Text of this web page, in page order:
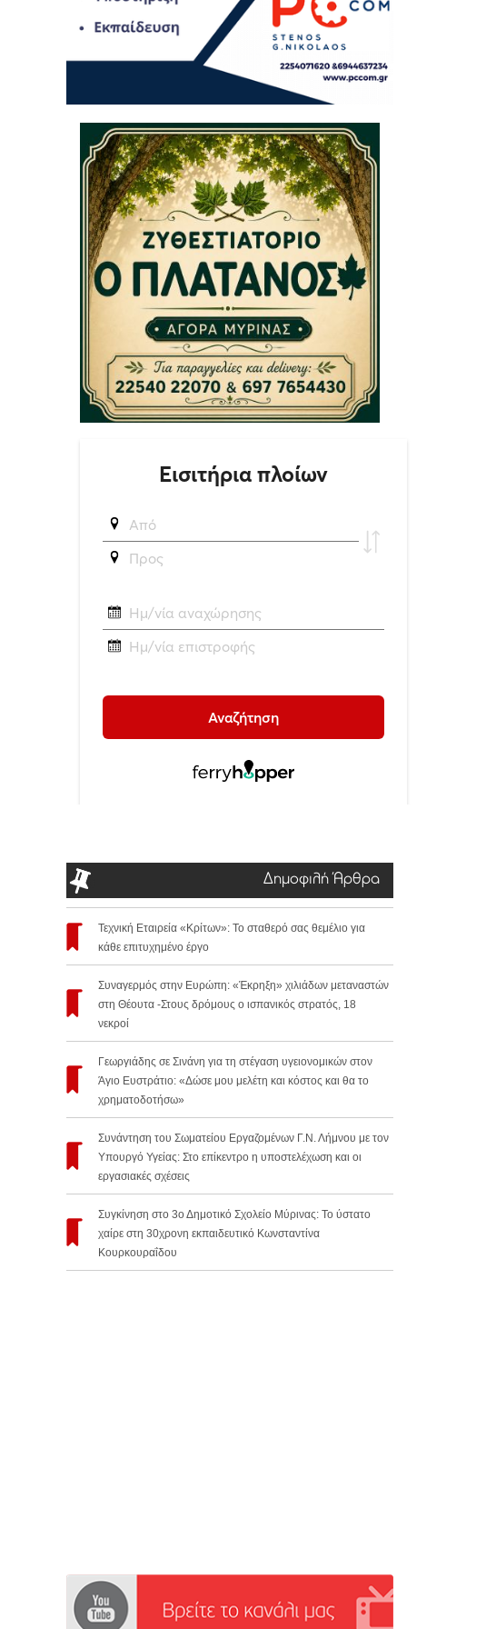
Δημοφιλή Άρθρα
Τεχνική Εταιρεία «Κρίτων»: Το σταθερό σας θεμέλιο για
κάθε επιτυχημένο έργο
Συναγερμός στην Ευρώπη: «Έκρηξη» χιλιάδων μεταναστών
στη Θέουτα -Στους δρόμους ο ισπανικός στρατός, 18
νεκροί
Γεωργιάδης σε Σινάνη για τη στέγαση υγειονομικών στον
Άγιο Ευστράτιο: «Δώσε μου μελέτη και κόστος και θα το
χρηματοδοτήσω»
Συνάντηση του Σωματείου Εργαζομένων Γ.Ν. Λήμνου με τον
Υπουργό Υγείας: Στο επίκεντρο η υποστελέχωση και οι
εργασιακές σχέσεις
Συγκίνηση στο 3ο Δημοτικό Σχολείο Μύρινας: Το ύστατο
χαίρε στη 30χρονη εκπαιδευτικό Κωνσταντίνα
Κουρκουραΐδου